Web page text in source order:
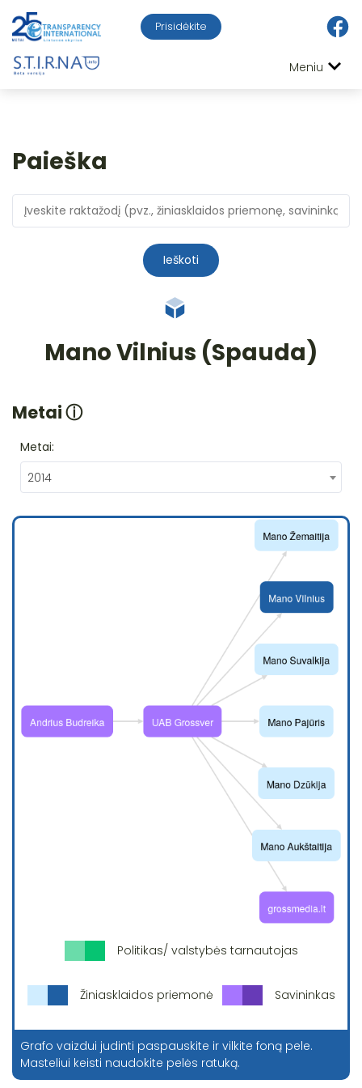
Prisidėkite
Meniu
Paieška
Ieškoti
Mano Vilnius (Spauda)
Metaiⓘ
Metai:
2014
Politikas/ valstybės tarnautojas
Žiniasklaidos priemonė Savininkas
Grafo vaizdui judinti paspauskite ir vilkite foną pele.
Masteliui keisti naudokite pelės ratuką.